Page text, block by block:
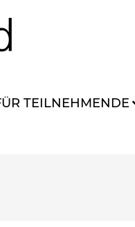
TEILNEHMENDE